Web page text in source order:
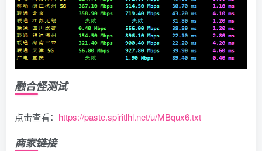
融合怪测试
点击查看： https://paste.spiritlhl.net/u/MBqux6.txt
商家链接